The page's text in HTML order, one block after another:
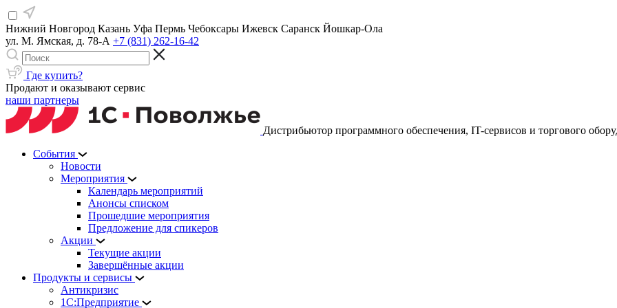
Нижний Новгород Казань Уфа Пермь Чебоксары Ижевск Саранск Йошкар-Ола
ул. М. Ямская, д. 78-А +7 (831) 262-16-42
Где купить?
Продают и оказывают сервис
наши партнеры
Дистрибьютор программного обеспечения, IT-сервисов и торгового
События
Новости
Мероприятия
Календарь мероприятий
Анонсы списком
Прошедшие мероприятия
Предложение для спикеров
Акции
Текущие акции
Завершённые акции
Продукты и сервисы
Антикризис
1С:Предприятие